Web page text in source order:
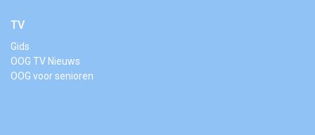
TV
Gids
OOG TV Nieuws
OOG voor senioren